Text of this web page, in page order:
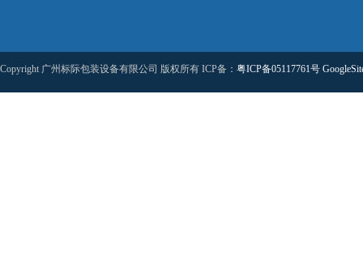
Copyright 广州标际包装设备有限公司 版权所有 ICP备： 粤ICP备05117761号